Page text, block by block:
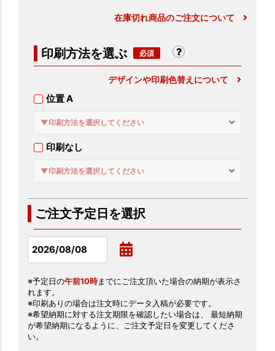
在庫切れ商品のご注文について
印刷方法を選ぶ
デザインや印刷色替えについて
位置 A
▼印刷方法を選択してください
印刷なし
▼印刷方法を選択してください
ご注文予定日を選択
※予定日の午前10時までにご注文頂いた場合の納期が表示さ
れます。
※印刷ありの場合は注文時にデータ入稿が必要です。
※希望納期に対する注文期限を確認したい場合は、 最短納期
が希望納期になるように、ご注文予定日を変更してくださ
い。